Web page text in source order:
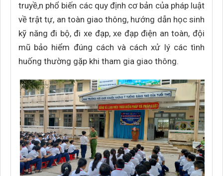
truyề,n phổ biến các quy định cơ bản của pháp luật
về trật tự, an toàn giao thông, hướng dẫn học sinh
kỹ năng đi bộ, đi xe đạp, xe đạp điện an toàn, đội
mũ bảo hiểm đúng cách và cách xử lý các tình
huống thường gặp khi tham gia giao thông.